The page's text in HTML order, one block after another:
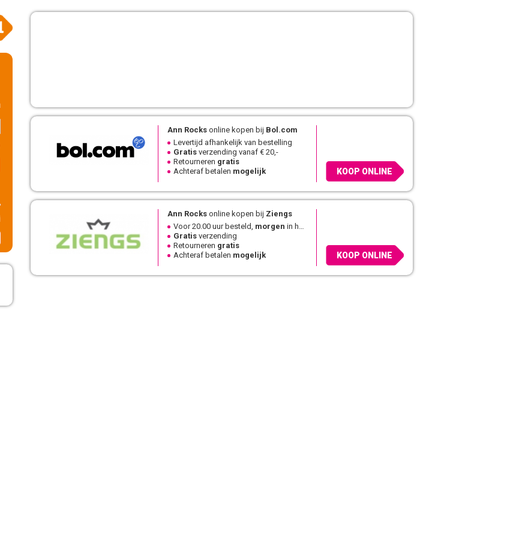
Ann Rocks online kopen bij Bol.com
Levertijd afhankelijk van bestelling
Gratis verzending vanaf € 20,-
Retourneren gratis
Achteraf betalen mogelijk KOOP ONLINE
Ann Rocks online kopen bij Ziengs
Voor 20.00 uur besteld, morgen in huis
Gratis verzending
Retourneren gratis
Achteraf betalen mogelijk KOOP ONLINE